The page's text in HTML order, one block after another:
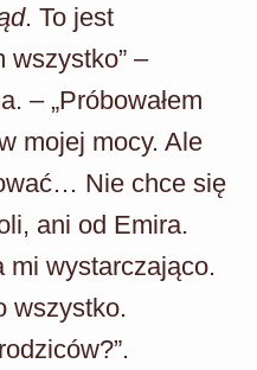
. To jest
wszystko” –
– „Próbowałem
mojej mocy. Ale
Nie chce się
ani od Emira.
mi wystarczająco.
wszystko.